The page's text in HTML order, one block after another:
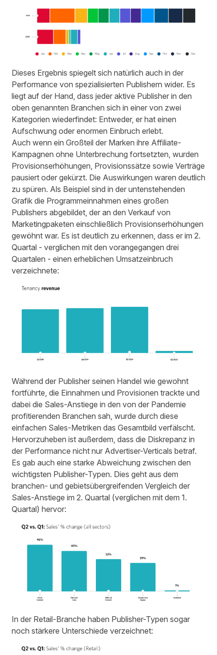
Dieses Ergebnis spiegelt sich natürlich auch in der
Performance von spezialisierten Publishern wider. Es
liegt auf der Hand, dass jeder aktive Publisher in den
oben genannten Branchen sich in einer von zwei
Kategorien wiederfindet: Entweder, er hat einen
Aufschwung oder enormen Einbruch erlebt.
Auch wenn ein Großteil der Marken ihre Affiliate-
Kampagnen ohne Unterbrechung fortsetzten, wurden
Provisionserhöhungen, Provisionssätze sowie Verträge
pausiert oder gekürzt. Die Auswirkungen waren deutlich
zu spüren. Als Beispiel sind in der untenstehenden
Grafik die Programmeinnahmen eines großen
Publishers abgebildet, der an den Verkauf von
Marketingpaketen einschließlich Provisionserhöhungen
gewöhnt war. Es ist deutlich zu erkennen, dass er im 2.
Quartal - verglichen mit den vorangegangen drei
Quartalen - einen erheblichen Umsatzeinbruch
verzeichnete:
Während der Publisher seinen Handel wie gewohnt
fortführte, die Einnahmen und Provisionen trackte und
dabei die Sales-Anstiege in den von der Pandemie
profitierenden Branchen sah, wurde durch diese
einfachen Sales-Metriken das Gesamtbild verfälscht.
Hervorzuheben ist außerdem, dass die Diskrepanz in
der Performance nicht nur Advertiser-Verticals betraf.
Es gab auch eine starke Abweichung zwischen den
wichtigsten Publisher-Typen. Dies geht aus dem
branchen- und gebietsübergreifenden Vergleich der
Sales-Anstiege im 2. Quartal (verglichen mit dem 1.
Quartal) hervor:
In der Retail-Branche haben Publisher-Typen sogar
noch stärkere Unterschiede verzeichnet: